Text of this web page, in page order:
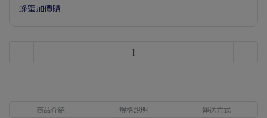
蜂蜜加價購
商品介紹 規格說明 運送方式